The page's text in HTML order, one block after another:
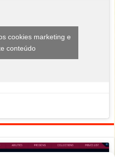
cookies marketing e
conteúdo